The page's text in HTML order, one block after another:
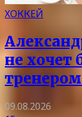
ХОККЕЙ
не
09.08.2026